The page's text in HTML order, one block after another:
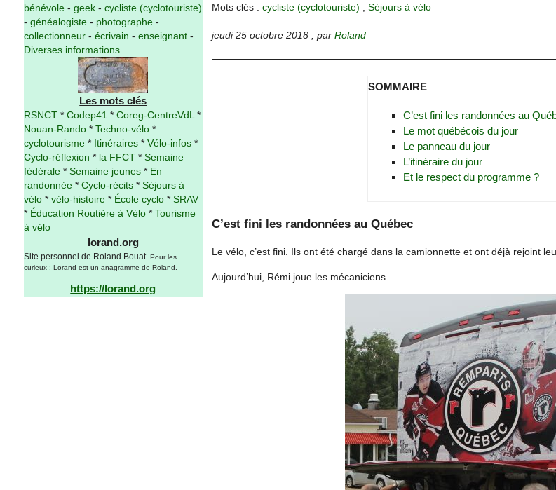
bénévole- geek- cycliste (cyclotouriste)
- généalogiste- photographe-
collectionneur- écrivain - enseignant-
Diverses informations
Les mots clés
RSNCT* Codep41 * Coreg-CentreVdL
*
Nouan-Rando* Techno-vélo*
cyclotourisme* Itinéraires* Vélo-infos*
Cyclo-réflexion * la FFCT* Semaine
fédérale* Semaine jeunes* En
randonnée* Cyclo-récits* Séjours à
vélo* vélo-histoire* École cyclo* SRAV
* Éducation Routière à Vélo* Tourisme
à vélo
lorand.org
Site personnel de Roland Bouat. Pour les
curieux : Lorand est un anagramme de Roland.
https://lorand.org
Mots clés : cycliste (cyclotouriste) Séjours à vélo
jeudi 25 octobre 2018 , par Roland
SOMMAIRE
C’est fini les randonnées au
Le mot québécois du jour
Le panneau du jour
L’itinéraire du jour
Et le respect du programme ?
C’est fini les randonnées au Québec
Le vélo, c’est fini. Ils ont été chargé dans la camionnette et ont déjà rejoint
Aujourd’hui, Rémi joue les mécaniciens.